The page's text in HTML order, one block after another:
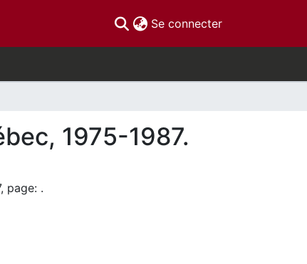
Se connecter(current)
1975-1987.
page: .